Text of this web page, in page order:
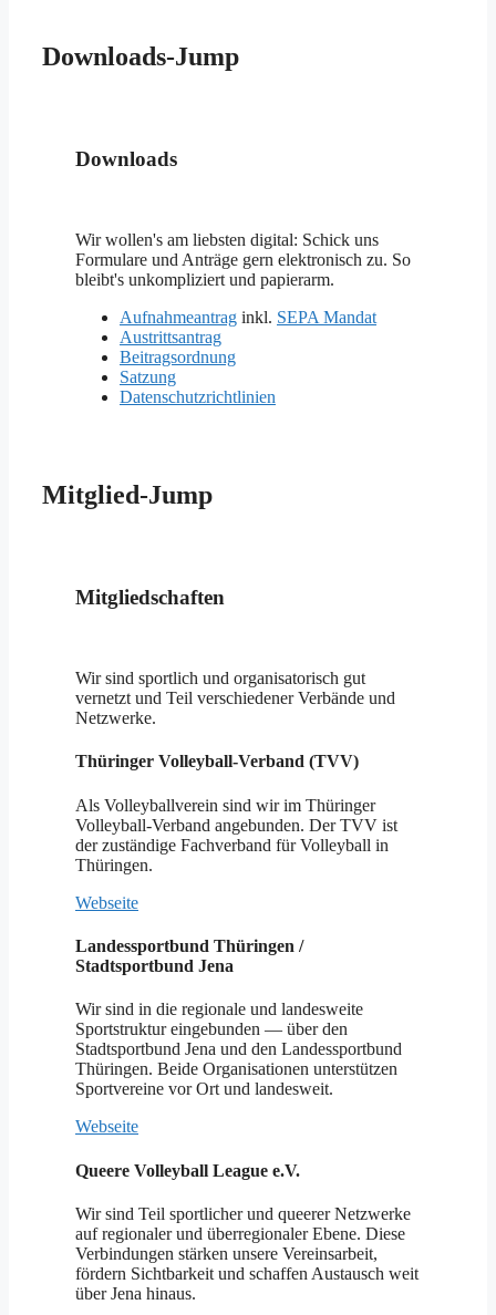
Downloads-Jump
Downloads
Wir wollen's am liebsten digital: Schick uns
Formulare und Anträge gern elektronisch zu. So
bleibt's unkompliziert und papierarm.
Aufnahmeantrag inkl. SEPA Mandat
Austrittsantrag
Beitragsordnung
Satzung
Datenschutzrichtlinien
Mitglied-Jump
Mitgliedschaften
Wir sind sportlich und organisatorisch gut
vernetzt und Teil verschiedener Verbände und
Netzwerke.
Thüringer Volleyball-Verband (TVV)
Als Volleyballverein sind wir im Thüringer
Volleyball-Verband angebunden. Der TVV ist
der zuständige Fachverband für Volleyball in
Thüringen.
Webseite
Landessportbund Thüringen /
Stadtsportbund Jena
Wir sind in die regionale und landesweite
Sportstruktur eingebunden — über den
Stadtsportbund Jena und den Landessportbund
Thüringen. Beide Organisationen unterstützen
Sportvereine vor Ort und landesweit.
Webseite
Queere Volleyball League e.V.
Wir sind Teil sportlicher und queerer Netzwerke
auf regionaler und überregionaler Ebene. Diese
Verbindungen stärken unsere Vereinsarbeit,
fördern Sichtbarkeit und schaffen Austausch weit
über Jena hinaus.